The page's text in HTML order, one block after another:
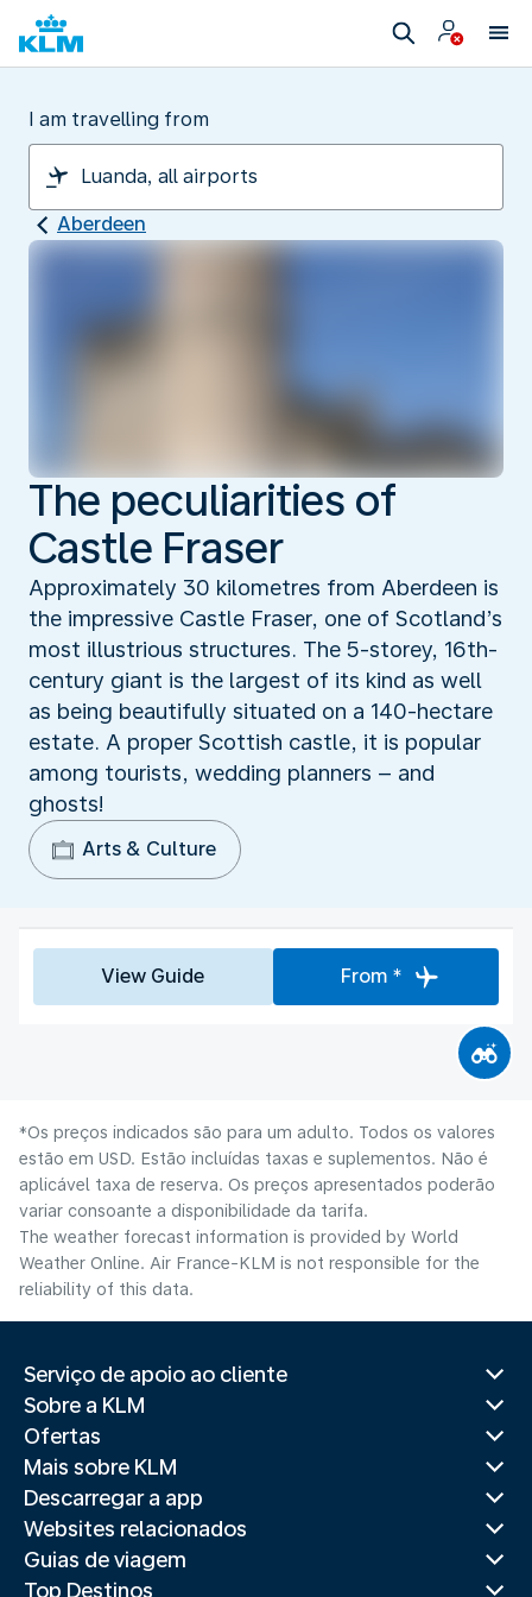
I am travelling from
Aberdeen
The peculiarities of
Castle Fraser
Approximately 30 kilometres from Aberdeen is
the impressive Castle Fraser, one of Scotland’s
most illustrious structures. The 5-storey, 16th-
century giant is the largest of its kind as well
as being beautifully situated on a 140-hectare
estate. A proper Scottish castle, it is popular
among tourists, wedding planners – and
ghosts!
Arts & Culture
View Guide From *
*Os preços indicados são para um adulto. Todos os valores
estão em USD. Estão incluídas taxas e suplementos. Não é
aplicável taxa de reserva. Os preços apresentados poderão
variar consoante a disponibilidade da tarifa.
The weather forecast information is provided by World
Weather Online. Air France-KLM is not responsible for the
reliability of this data.
Serviço de apoio ao cliente
Sobre a KLM
Ofertas
Mais sobre KLM
Descarregar a app
Websites relacionados
Guias de viagem
Top Destinos